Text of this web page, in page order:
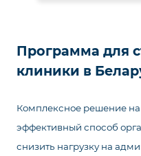
Программа для
клиники в
Комплексное решение
эффективный способ
снизить нагрузку на